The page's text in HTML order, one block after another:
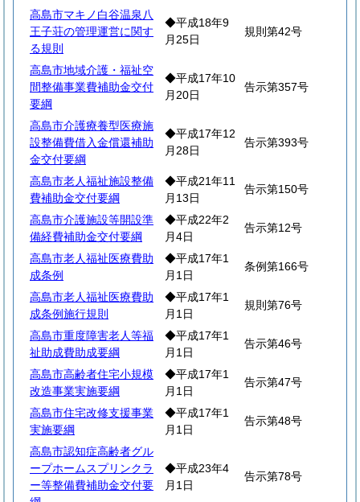
高島市マキノ白谷温泉八
王子荘の管理運営に関す
る規則
◆平成18年9
月25日
規則第42号
高島市地域介護・福祉空
間整備事業費補助金交付
要綱
◆平成17年10
月20日
告示第357号
高島市介護療養型医療施
設整備費借入金償還補助
金交付要綱
◆平成17年12
月28日
告示第393号
高島市老人福祉施設整備
費補助金交付要綱
◆平成21年11
月13日
告示第150号
高島市介護施設等開設準
備経費補助金交付要綱
◆平成22年2
月4日
告示第12号
高島市老人福祉医療費助
成条例
◆平成17年1
月1日
条例第166号
高島市老人福祉医療費助
成条例施行規則
◆平成17年1
月1日
規則第76号
高島市重度障害老人等福
祉助成費助成要綱
◆平成17年1
月1日
告示第46号
高島市高齢者住宅小規模
改造事業実施要綱
◆平成17年1
月1日
告示第47号
高島市住宅改修支援事業
実施要綱
◆平成17年1
月1日
告示第48号
高島市認知症高齢者グル
ープホームスプリンクラ
ー等整備費補助金交付要
◆平成23年4
月1日
告示第78号